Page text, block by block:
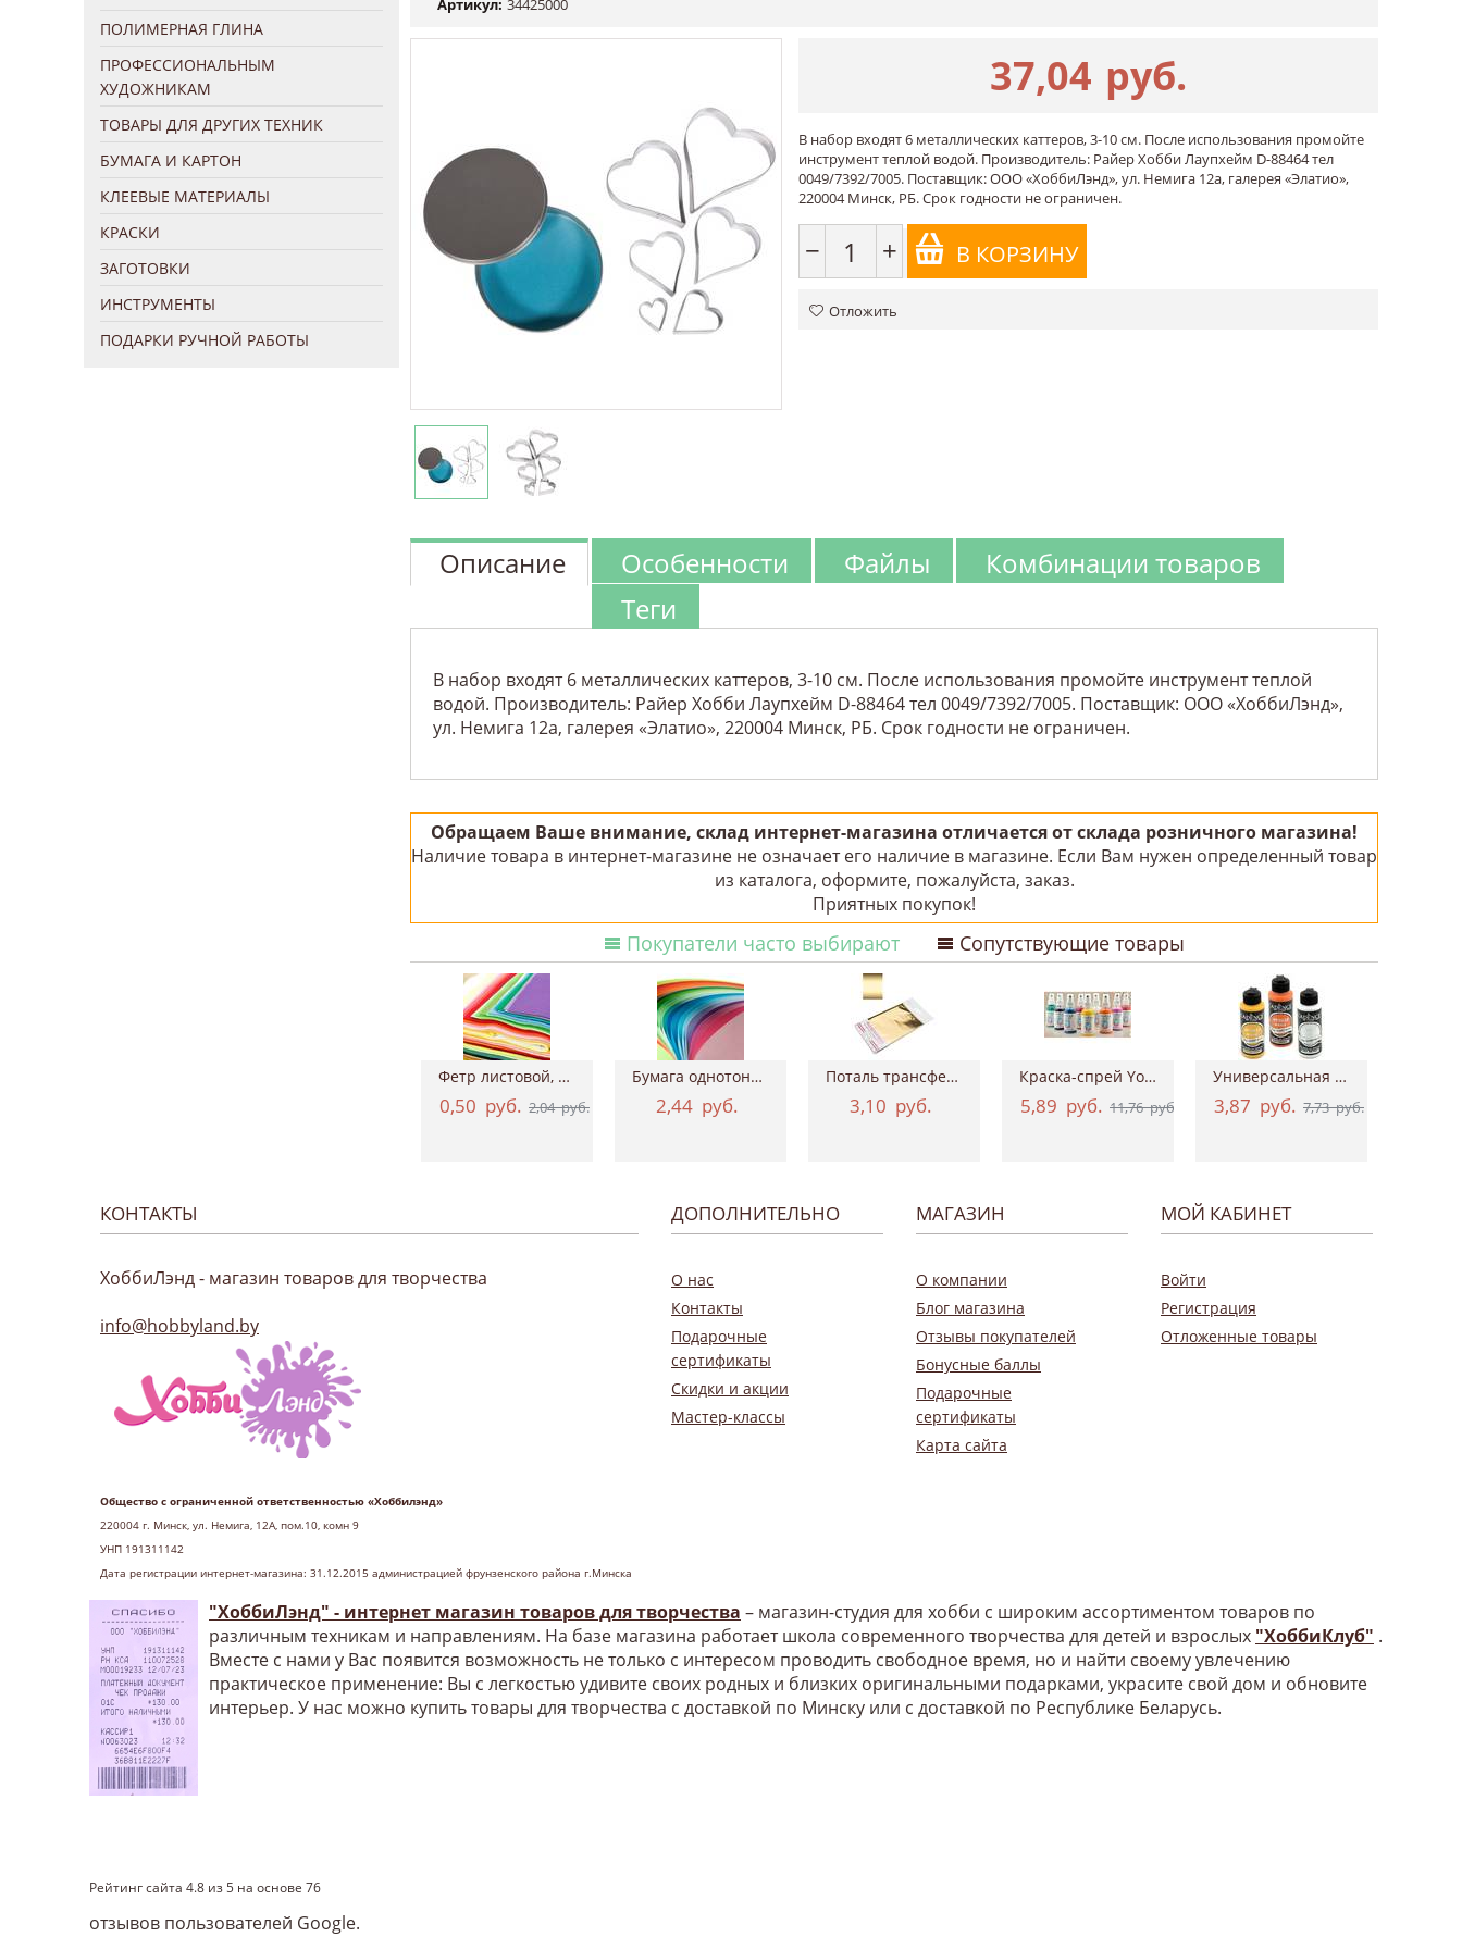
ПОЛИМЕРНАЯ ГЛИНА
ПРОФЕССИОНАЛЬНЫМ
ХУДОЖНИКАМ
ТОВАРЫ ДЛЯ ДРУГИХ ТЕХНИК
БУМАГА И КАРТОН
КЛЕЕВЫЕ МАТЕРИАЛЫ
КРАСКИ
ЗАГОТОВКИ
ИНСТРУМЕНТЫ
ПОДАРКИ РУЧНОЙ РАБОТЫ
37,04 руб.
В набор входят 6 металлических каттеров, 3-10 см. После использования промойте
инструмент теплой водой. Производитель: Райер Хобби Лаупхейм D-88464 тел
0049/7392/7005. Поставщик: ООО «ХоббиЛэнд», ул. Немига 12а, галерея «Элатио»,
220004 Минск, РБ. Срок годности не ограничен.
− + В КОРЗИНУ
Отложить
Описание Особенности Файлы
Комбинации товаров
Теги
В набор входят 6 металлических каттеров, 3-10 см. После использования промойте инструмент теплой
водой. Производитель: Райер Хобби Лаупхейм D-88464 тел 0049/7392/7005. Поставщик: ООО «ХоббиЛэнд»,
ул. Немига 12а, галерея «Элатио», 220004 Минск, РБ. Срок годности не ограничен.
Обращаем Ваше внимание, склад интернет-магазина отличается от склада розничного магазина!
Наличие товара в интернет-магазине не означает его наличие в магазине. Если Вам нужен определенный товар
из каталога, оформите, пожалуйста, заказ.
Приятных покупок!
Покупатели часто выбирают Сопутствующие товары
Фетр листовой, 20х30 см, толщина 2 мм
0,50 руб. 2,04руб.
Бумага однотонная двухсторонняя, 50х70 см...
2,44 руб.
Поталь трансферная Geronimo, 15*100 см ТАИР
3,10 руб.
Краска-спрей Your Fashion Spray Fabric Pa...
5,89 руб. 11,76руб.
Универсальная акриловая краска Hybrid Ac...
3,87 руб. 7,73руб.
КОНТАКТЫ
ХоббиЛэнд - магазин товаров для творчества
info@hobbyland.by
Общество с ограниченной ответственностью «Хоббилэнд»
220004 г. Минск, ул. Немига, 12А, пом.10, комн 9
УНП 191311142
Дата регистрации интернет-магазина: 31.12.2015 администрацией фрунзенского района г.Минска
ДОПОЛНИТЕЛЬНО
О нас
Контакты
Подарочные
сертификаты
Скидки и акции
Мастер-классы
МАГАЗИН
О компании
Блог магазина
Отзывы покупателей
Бонусные баллы
Подарочные
сертификаты
Карта сайта
МОЙ КАБИНЕТ
Войти
Регистрация
Отложенные товары
"ХоббиЛэнд" - интернет магазин товаров для творчества – магазин-студия для хобби с широким ассортиментом товаров по
различным техникам и направлениям. На базе магазина работает школа современного творчества для детей и взрослых "ХоббиКлуб" .
Вместе с нами у Вас появится возможность не только с интересом проводить свободное время, но и найти своему увлечению
практическое применение: Вы с легкостью удивите своих родных и близких оригинальными подарками, украсите свой дом и обновите
интерьер. У нас можно купить товары для творчества с доставкой по Минску или с доставкой по Республике Беларусь.
Рейтинг сайта 4.8 из5 на основе 76
отзывов пользователей Google.